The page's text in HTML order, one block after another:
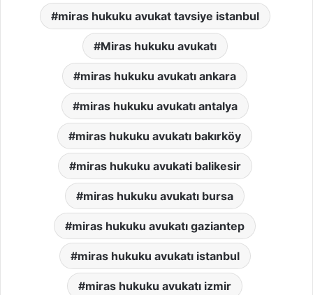
miras hukuku avukat tavsiye istanbul
Miras hukuku avukatı
miras hukuku avukatı ankara
miras hukuku avukatı antalya
miras hukuku avukatı bakırköy
miras hukuku avukati balikesir
miras hukuku avukatı bursa
miras hukuku avukatı gaziantep
miras hukuku avukatı istanbul
miras hukuku avukatı izmir